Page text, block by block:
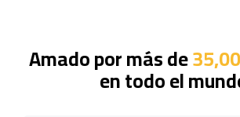
Amado por más de
en todo el